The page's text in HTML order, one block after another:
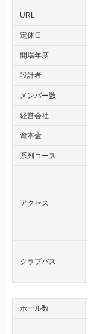
URL
定休日
開場年度
設計者
メンバー数
経営会社
資本金
系列コース
アクセス
クラブバス
ホール数